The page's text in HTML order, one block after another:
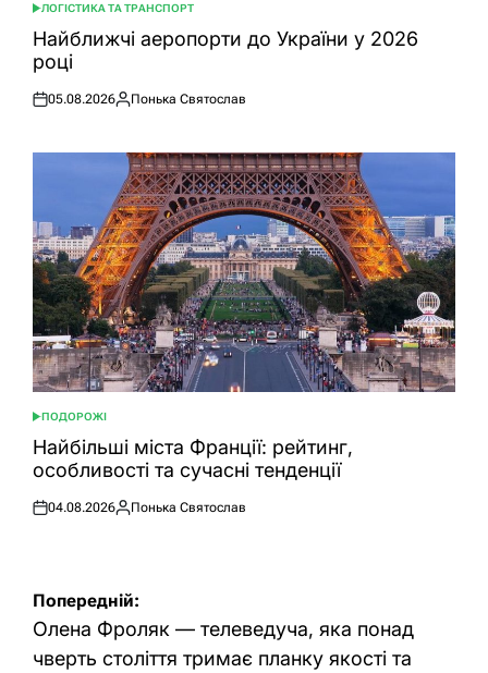
ОПУБЛІКУВАТИ
У
ЛОГІСТИКА ТА ТРАНСПОРТ
Найближчі аеропорти до України у 2026
році
Оприлюднено
05.08.2026
Опубліковано
Понька Святослав
ОПУБЛІКУВАТИ
У
ПОДОРОЖІ
Найбільші міста Франції: рейтинг,
особливості та сучасні тенденції
Оприлюднено
04.08.2026
Опубліковано
Понька Святослав
Навігація
записів
Попередній:
Олена Фроляк — телеведуча, яка понад
чверть століття тримає планку якості та